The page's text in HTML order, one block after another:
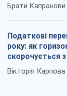
Брати Капранови
Податкові
року: як
скорочується
Вікторія Карпова